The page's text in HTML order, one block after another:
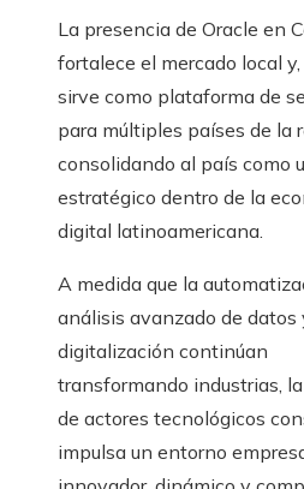
La presencia de Oracle en
fortalece el mercado local y,
sirve como plataforma de
para múltiples países de la
consolidando al país como
estratégico dentro de la
digital latinoamericana.
A medida que la
análisis avanzado de datos
digitalización continúan
transformando industrias,
de actores tecnológicos
impulsa un entorno